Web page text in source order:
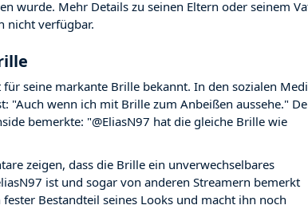
wurde. Mehr Details zu seinen Eltern oder seinem
nicht verfügbar.
für seine markante Brille bekannt. In den sozialen
"Auch wenn ich mit Brille zum Anbeißen aussehe."
bemerkte: "@EliasN97 hat die gleiche Brille wie
zeigen, dass die Brille ein unverwechselbares
ist und sogar von anderen Streamern bemerkt
Bestandteil seines Looks und macht ihn noch